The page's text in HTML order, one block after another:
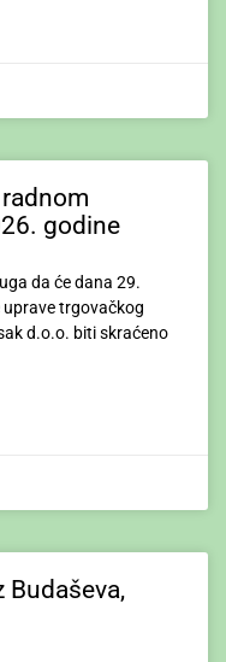
godine
da će dana 29.
trgovačkog
d.o.o. biti skraćeno
Budaševa,